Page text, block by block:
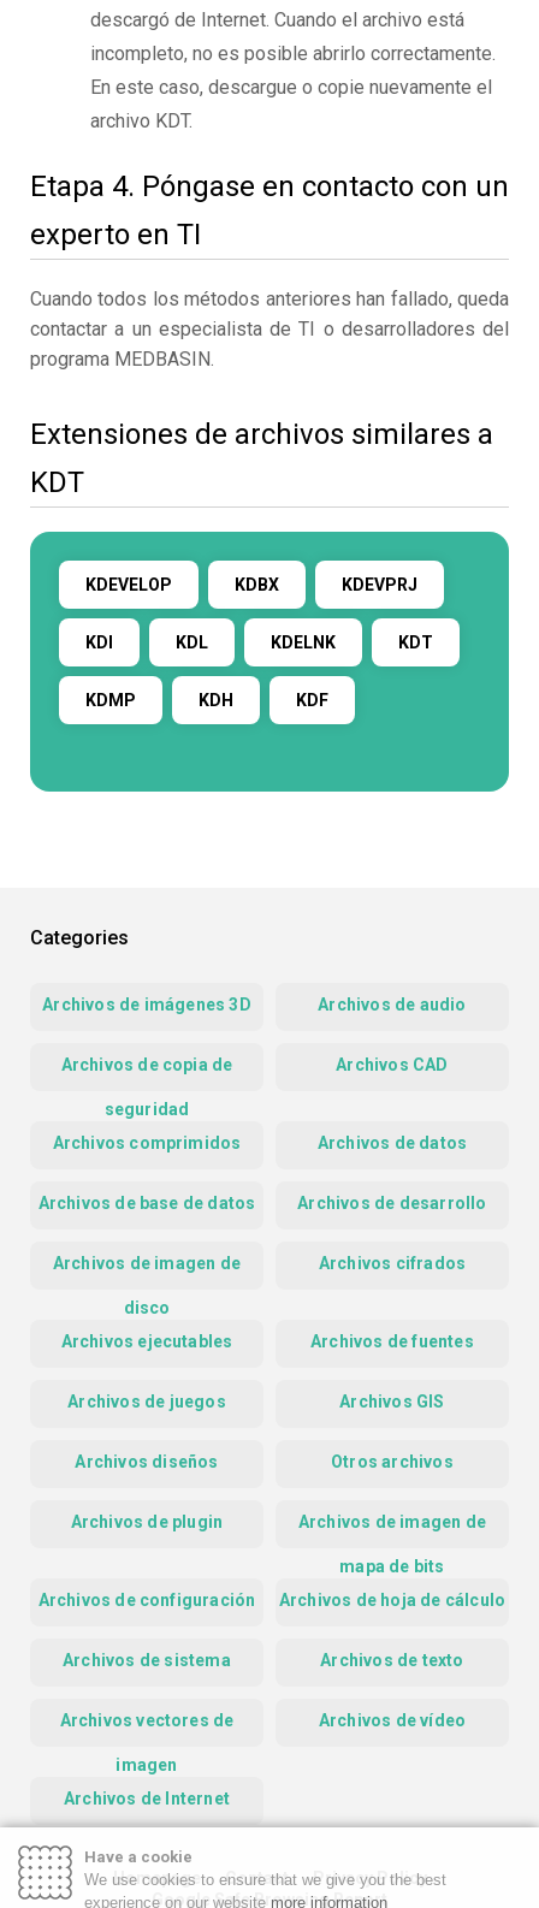
descargó de Internet. Cuando el archivo está
incompleto, no es posible abrirlo correctamente.
En este caso, descargue o copie nuevamente el
archivo KDT.
Etapa 4. Póngase en contacto con un
experto en TI
Cuando todos los métodos anteriores han fallado, queda
contactar a un especialista de TI o desarrolladores del
programa MEDBASIN.
Extensiones de archivos similares a
KDT
KDEVELOP KDBX KDEVPRJ
KDI KDL KDELNK KDT
KDMP KDH KDF
Categories
Archivos de imágenes 3D Archivos de audio
Archivos de copia de
seguridad
Archivos CAD
Archivos comprimidos Archivos de datos
Archivos de base de datos Archivos de desarrollo
Archivos de imagen de
disco
Archivos cifrados
Archivos ejecutables Archivos de fuentes
Archivos de juegos Archivos GIS
Archivos diseños Otros archivos
Archivos de plugin Archivos de imagen de
mapa de bits
Archivos de configuración
Archivos de hoja de cálculo
Archivos de sistema Archivos de texto
Archivos vectores de
imagen
Archivos de vídeo
Archivos de Internet
Homepage Contact
Privacy Policy
Google Safe Browsing Report
Have a cookie
We use cookies to ensure that we give you the best
experience on our website more information